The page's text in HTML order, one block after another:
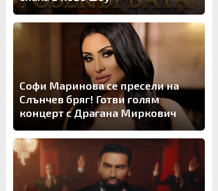
Софи Маринова се пресели на
Слънчев бряг! Готви голям
концерт с Драгана Миркович